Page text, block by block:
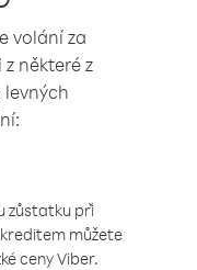
volání za
některé z
zůstatku při
můžete
ceny Viber.